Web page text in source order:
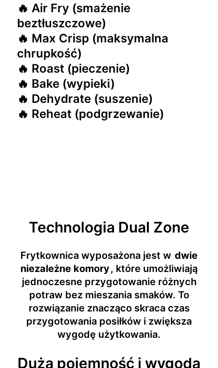
🔥 Air Fry (smażenie
beztłuszczowe)
🔥 Max Crisp (maksymalna
chrupkość)
🔥 Roast (pieczenie)
🔥 Bake (wypieki)
🔥 Dehydrate (suszenie)
🔥 Reheat (podgrzewanie)
Technologia Dual Zone
Frytkownica wyposażona jest w dwie
niezależne komory, które umożliwiają
jednoczesne przygotowanie różnych
potraw bez mieszania smaków. To
rozwiązanie znacząco skraca czas
przygotowania posiłków i zwiększa
wygodę użytkowania.
Duża pojemność i wygoda